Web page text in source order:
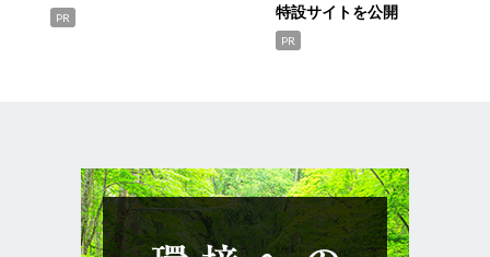
PR
特設サイトを公開
PR